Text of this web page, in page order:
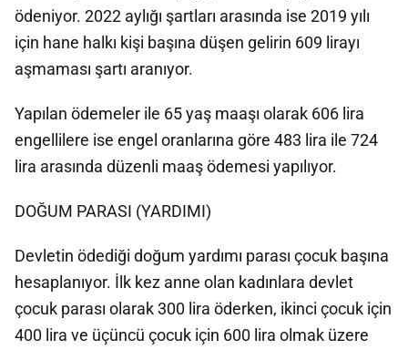
ödeniyor. 2022 aylığı şartları arasında ise 2019 yılı
için hane halkı kişi başına düşen gelirin 609 lirayı
aşmaması şartı aranıyor.
Yapılan ödemeler ile 65 yaş maaşı olarak 606 lira
engellilere ise engel oranlarına göre 483 lira ile 724
lira arasında düzenli maaş ödemesi yapılıyor.
DOĞUM PARASI (YARDIMI)
Devletin ödediği doğum yardımı parası çocuk başına
hesaplanıyor. İlk kez anne olan kadınlara devlet
çocuk parası olarak 300 lira öderken, ikinci çocuk için
400 lira ve üçüncü çocuk için 600 lira olmak üzere